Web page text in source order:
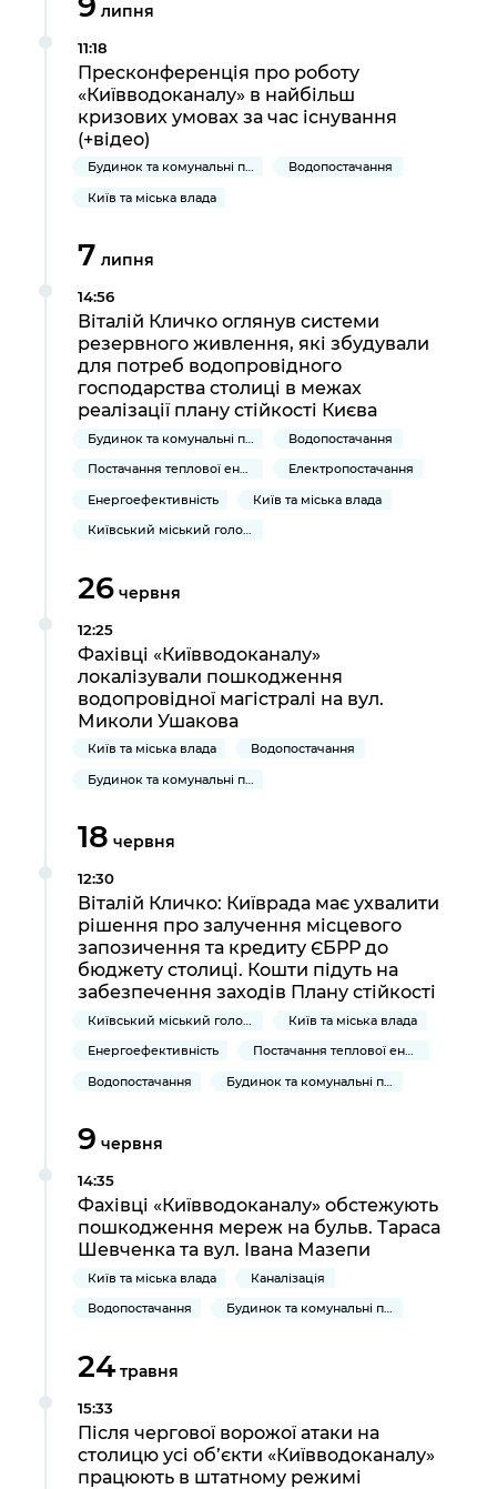
липня
11:18
Пресконференція про роботу
«Київводоканалу» в найбільш
кризових умовах за час існування
(+відео)
Будинок та комунальні послуги
Водопостачання
Київ та міська влада
7 липня
14:56
Віталій Кличко оглянув системи
резервного живлення, які збудували
для потреб водопровідного
господарства столиці в межах
реалізації плану стійкості Києва
Будинок та комунальні послуги
Водопостачання
Постачання теплової енергії та гарячої води
Електропостачання
Енергоефективність
Київ та міська влада
Київський міський голова
26 червня
12:25
Фахівці «Київводоканалу»
локалізували пошкодження
водопровідної магістралі на вул.
Миколи Ушакова
Київ та міська влада
Водопостачання
Будинок та комунальні послуги
18 червня
12:30
Віталій Кличко: Київрада має ухвалити
рішення про залучення місцевого
запозичення та кредиту ЄБРР до
бюджету столиці. Кошти підуть на
забезпечення заходів Плану стійкості
Київський міський голова
Київ та міська влада
Енергоефективність
Постачання теплової енергії та гарячої води
Водопостачання
9 червня
14:35
Фахівці «Київводоканалу» обстежують
пошкодження мереж на бульв. Тараса
Шевченка та вул. Івана Мазепи
Київ та міська влада
Каналізація
Водопостачання
Будинок та комунальні послуги
24 травня
15:33
Після чергової ворожої атаки на
столицю усі об’єкти «Київводоканалу»
працюють в штатному режимі